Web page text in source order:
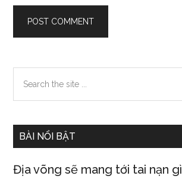
Primary
Sidebar
the
BÀI NỔI BẬT
Địa võng sẽ mang tới tai nạn gì